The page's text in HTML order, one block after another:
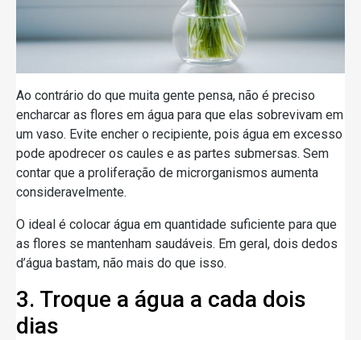
Ao contrário do que muita gente pensa, não é preciso
encharcar as flores em água para que elas sobrevivam em
um vaso. Evite encher o recipiente, pois água em excesso
pode apodrecer os caules e as partes submersas. Sem
contar que a proliferação de microrganismos aumenta
consideravelmente.
O ideal é colocar água em quantidade suficiente para que
as flores se mantenham saudáveis. Em geral, dois dedos
d’água bastam, não mais do que isso.
3. Troque a água a cada dois
dias